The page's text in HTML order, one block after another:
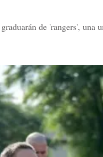
de 'rangers', una